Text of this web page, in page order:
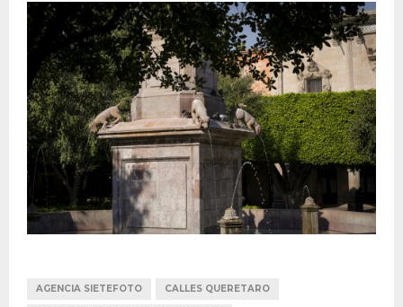
AGENCIA SIETEFOTO CALLES QUERETARO